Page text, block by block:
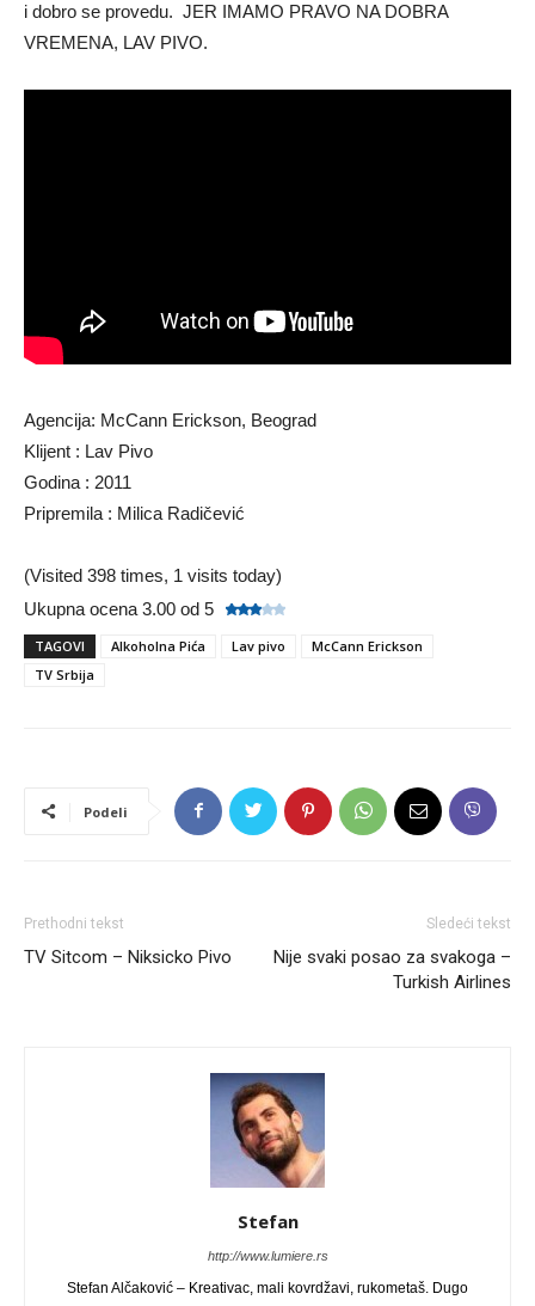
i dobro se provedu. JER IMAMO PRAVO NA DOBRA
VREMENA, LAV PIVO.
Agencija: McCann Erickson, Beograd
Klijent : Lav Pivo
Godina : 2011
Pripremila : Milica Radičević
(Visited 398 times, 1 visits today)
Ukupna ocena 3.00 od 5
TAGOVI Alkoholna Pića Lav pivo
McCann Erickson
TV Srbija
Podeli
Prethodni tekst
TV Sitcom – Niksicko Pivo
Sledeći tekst
Nije svaki posao za svakoga –
Turkish Airlines
Stefan
http://www.lumiere.rs
Stefan Alčaković – Kreativac, mali kovrdžavi, rukometaš. Dugo